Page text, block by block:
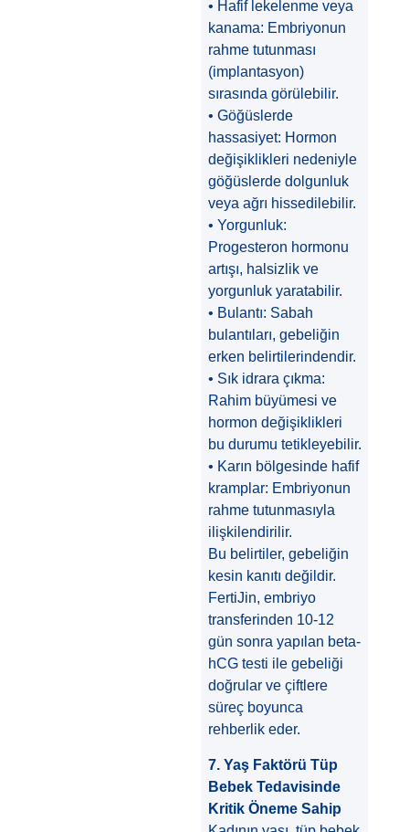
• Hafif lekelenme veya
kanama: Embriyonun
rahme tutunması
(implantasyon)
sırasında görülebilir.
• Göğüslerde
hassasiyet: Hormon
değişiklikleri nedeniyle
göğüslerde dolgunluk
veya ağrı hissedilebilir.
• Yorgunluk:
Progesteron hormonu
artışı, halsizlik ve
yorgunluk yaratabilir.
• Bulantı: Sabah
bulantıları, gebeliğin
erken belirtilerindendir.
• Sık idrara çıkma:
Rahim büyümesi ve
hormon değişiklikleri
bu durumu tetikleyebilir.
• Karın bölgesinde hafif
kramplar: Embriyonun
rahme tutunmasıyla
ilişkilendirilir.
Bu belirtiler, gebeliğin
kesin kanıtı değildir.
FertiJin, embriyo
transferinden 10-12
gün sonra yapılan beta-
hCG testi ile gebeliği
doğrular ve çiftlere
süreç boyunca
rehberlik eder.
7. Yaş Faktörü Tüp
Bebek Tedavisinde
Kritik Öneme Sahip